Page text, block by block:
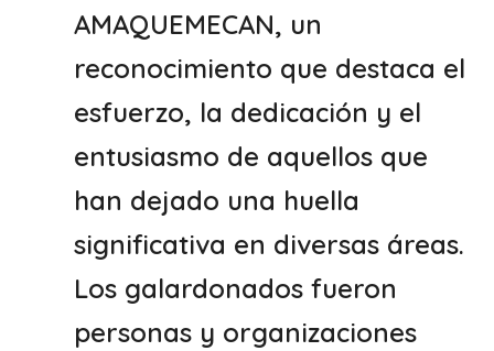
AMAQUEMECAN, un
reconocimiento que destaca el
esfuerzo, la dedicación y el
entusiasmo de aquellos que
han dejado una huella
significativa en diversas áreas.
Los galardonados fueron
personas y organizaciones